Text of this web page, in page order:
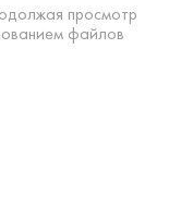
просмотр
файлов